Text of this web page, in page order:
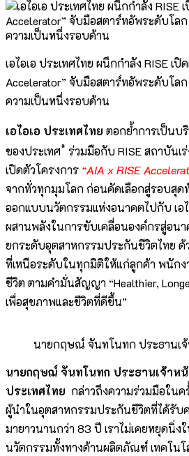
เอไอเอ ประเทศไทย ผนึกกำลัง RISE เปิ
Accelerator” จับมือสตาร์ทอัพระดับโล
ความเป็นหนึ่งรอบด้าน
เอไอเอ ประเทศไทย ตอกย้ำการเป็น
ของประเทศ* ร่วมมือกับ RISE สถาบัน
เปิดตัวโครงการ “AIA x RISE
จากทั่วทุกมุมโลก ก่อนคัดเลือกสู่รอบสุด
ออกแบบนวัตกรรมแห่งอนาคตไปกับ เอไ
ผสานพลังในการขับเคลื่อนองค์กรสู่อน
ยกระดับอุตสาหกรรมประกันชีวิตไทย
ที่เหนือระดับในทุกมิติให้แก่ลูกค้า พนัก
ชีวิต ตามคำมั่นสัญญา “Healthier,
เพื่อสุขภาพและชีวิตที่ดีขึ้น”
นายกฤษณ์ จันทโนทก ประธานเจ้
นายกฤษณ์ จันทโนทก ประธานเจ้าหน้
ประเทศไทย กล่าวถึงความร่วมมือในค
ผู้นำในอุตสาหกรรมประกันชีวิตที่ได้รับค
มายาวนานกว่า 83 ปี เราไม่เคยหยุดนิ่
นวัตกรรมทั้งทางด้านผลิตภัณฑ์ เทคโนโ